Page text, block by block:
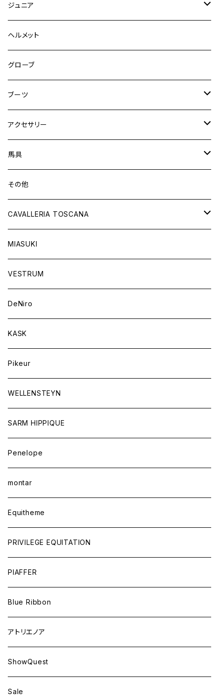
キュロット
フルグリップ
ニーグリップ
シャツ
ウェア
アウター
シャツ
競技用ジャケット
キュロット
フルグリップ
ニーグリップ
シャツ
ウェア
アウター
シャツ
ジュニア
キュロット
ウエア
ヘルメット
グローブ
ブーツ
ロングブーツ（既製品）
オーダーロングブーツ
ショートブーツ
チャップス
アクセサリー
ベルト
グローブ
ソックス
キャップ
アスコットタイ
バッグ
ネクタイ
スカーフ
ジュエリー
馬具
サドルパッド
イヤーネット
バンデージ
ラグ
その他
CAVALLERIA TOSCANA
レディス
競技用ジャケット
キュロット
メンズ
競技用ジャケット
キュロット
MIASUKI
VESTRUM
DeNiro
KASK
Pikeur
WELLENSTEYN
SARM HIPPIQUE
Penelope
montar
Equitheme
PRIVILEGE EQUITATION
PIAFFER
Blue Ribbon
アトリエノア
ShowQuest
Sale